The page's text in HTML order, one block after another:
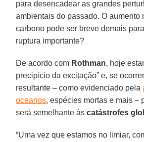
para desencadear as grandes
ambientais do passado. O aumento
carbono pode ser breve demais
ruptura importante?
De acordo com Rothman, hoje
precipício da excitação” e, se
resultante – como evidenciado pela
oceanos, espécies mortas e mais –
será semelhante àscatástrofes
“Uma vez que estamos no limiar,